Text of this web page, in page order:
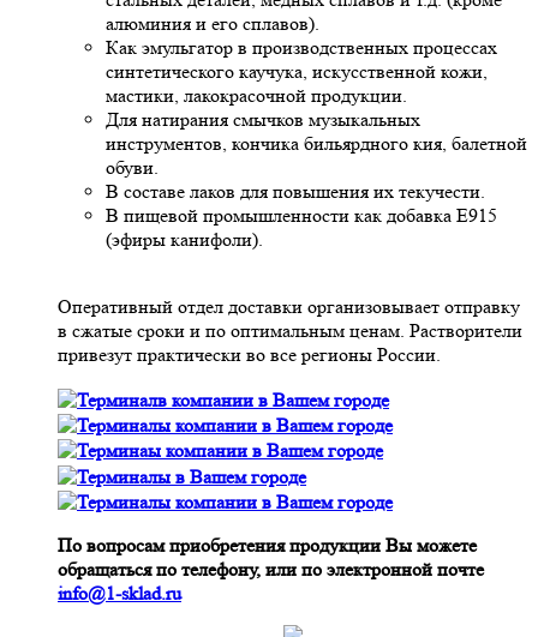
алюминия и его сплавов).
Как эмульгатор в производственных процессах
синтетического каучука, искусственной кожи,
мастики, лакокрасочной продукции.
Для натирания смычков музыкальных
инструментов, кончика бильярдного кия, балетной
обуви.
В составе лаков для повышения их текучести.
В пищевой промышленности как добавка Е915
(эфиры канифоли).
Оперативный отдел доставки организовывает отправку
в сжатые сроки и по оптимальным ценам. Растворители
привезут практически во все регионы России.
По вопросам приобретения продукции Вы можете
обращаться по телефону, или по электронной почте
info@1-sklad.ru